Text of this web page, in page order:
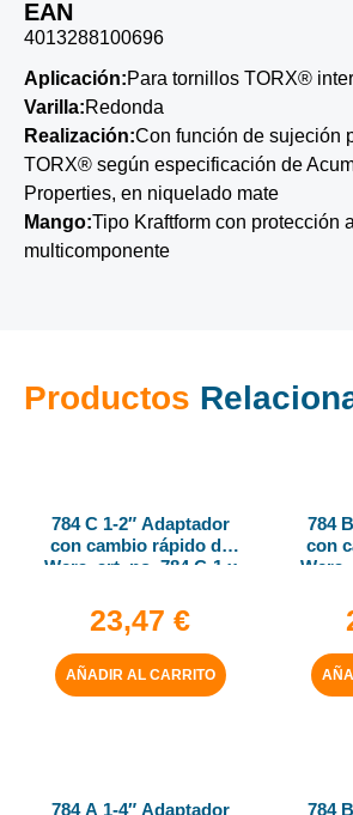
EAN
4013288100696
Aplicación:Para tornillos TORX®
Varilla:Redonda
Realización:Con función de sujeción
TORX® según especificación de
Properties, en niquelado mate
Mango:Tipo Kraftform con protección
multicomponente
Productos
784 C 1-2″ Adaptador
con cambio rápido de
Wera, art. no. 784 C-1 x
23,47 €
AÑADIR AL CARRITO
784
con
Wera,
784 A 1-4″ Adaptador
784